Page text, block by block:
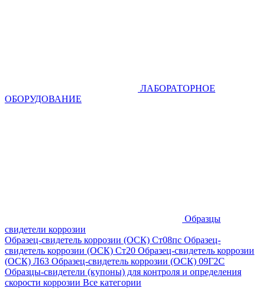
ЛАБОРАТОРНОЕ
ОБОРУДОВАНИЕ
Образцы
свидетели коррозии
Образец-свидетель коррозии (ОСК) Ст08пс Образец-
свидетель коррозии (ОСК) Ст20 Образец-свидетель коррозии
(ОСК) Л63 Образец-свидетель коррозии (ОСК) 09Г2С
Образцы-свидетели (купоны) для контроля и определения
скорости коррозии Все категории